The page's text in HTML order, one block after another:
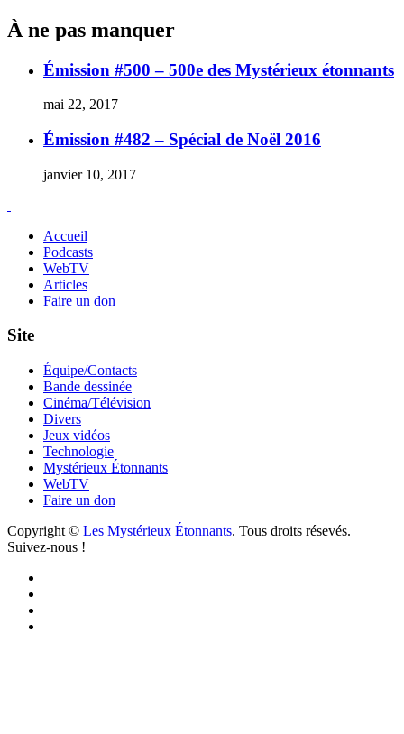
À ne pas manquer
Émission #500 – 500e des Mystérieux étonnants
mai 22, 2017
Émission #482 – Spécial de Noël 2016
janvier 10, 2017
Accueil
Podcasts
WebTV
Articles
Faire un don
Site
Équipe/Contacts
Bande dessinée
Cinéma/Télévision
Divers
Jeux vidéos
Technologie
Mystérieux Étonnants
WebTV
Faire un don
Copyright © Les Mystérieux Étonnants. Tous droits résevés.
Suivez-nous !